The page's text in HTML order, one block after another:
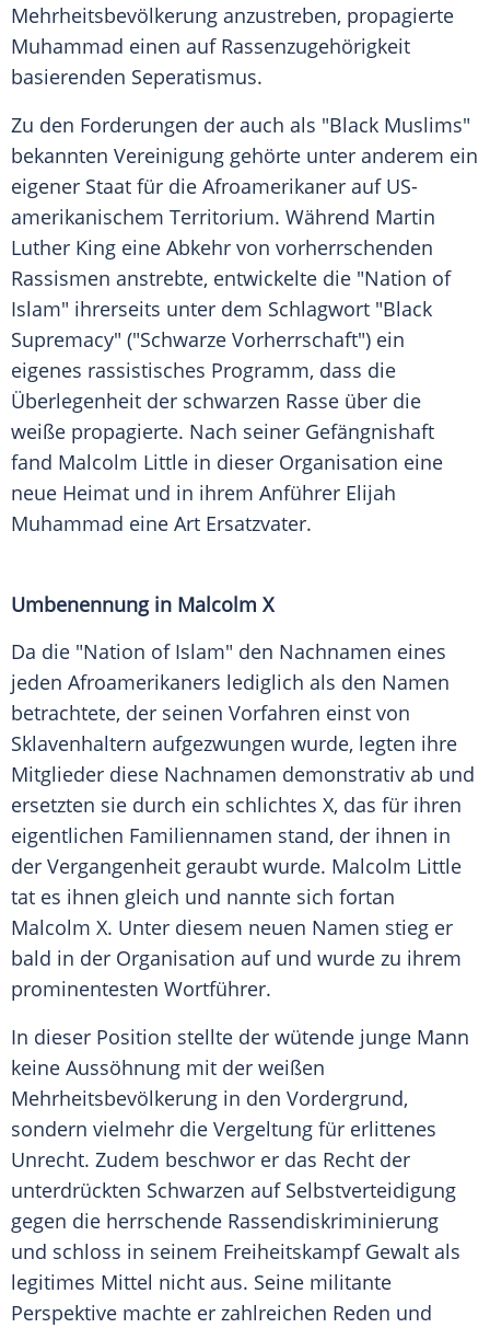
Mehrheitsbevölkerung anzustreben, propagierte
Muhammad einen auf Rassenzugehörigkeit
basierenden Seperatismus.
Zu den Forderungen der auch als "Black Muslims"
bekannten Vereinigung gehörte unter anderem ein
eigener Staat für die Afroamerikaner auf US-
amerikanischem Territorium. Während Martin
Luther King eine Abkehr von vorherrschenden
Rassismen anstrebte, entwickelte die "Nation of
Islam" ihrerseits unter dem Schlagwort "Black
Supremacy" ("Schwarze Vorherrschaft") ein
eigenes rassistisches Programm, dass die
Überlegenheit der schwarzen Rasse über die
weiße propagierte. Nach seiner Gefängnishaft
fand Malcolm Little in dieser Organisation eine
neue Heimat und in ihrem Anführer Elijah
Muhammad eine Art Ersatzvater.
Umbenennung in Malcolm X
Da die "Nation of Islam" den Nachnamen eines
jeden Afroamerikaners lediglich als den Namen
betrachtete, der seinen Vorfahren einst von
Sklavenhaltern aufgezwungen wurde, legten ihre
Mitglieder diese Nachnamen demonstrativ ab und
ersetzten sie durch ein schlichtes X, das für ihren
eigentlichen Familiennamen stand, der ihnen in
der Vergangenheit geraubt wurde. Malcolm Little
tat es ihnen gleich und nannte sich fortan
Malcolm X. Unter diesem neuen Namen stieg er
bald in der Organisation auf und wurde zu ihrem
prominentesten Wortführer.
In dieser Position stellte der wütende junge Mann
keine Aussöhnung mit der weißen
Mehrheitsbevölkerung in den Vordergrund,
sondern vielmehr die Vergeltung für erlittenes
Unrecht. Zudem beschwor er das Recht der
unterdrückten Schwarzen auf Selbstverteidigung
gegen die herrschende Rassendiskriminierung
und schloss in seinem Freiheitskampf Gewalt als
legitimes Mittel nicht aus. Seine militante
Perspektive machte er zahlreichen Reden und